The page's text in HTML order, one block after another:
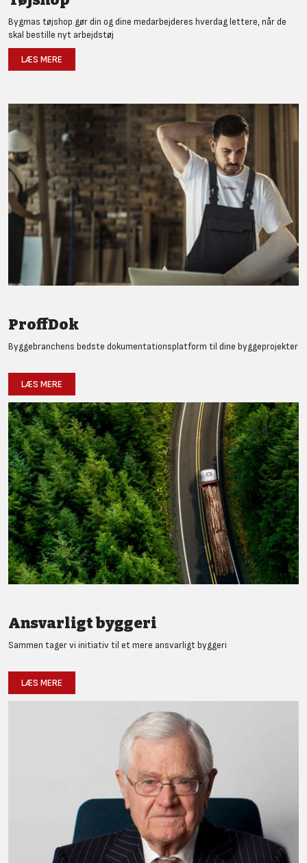
Bygmas tøjshop gør din og dine medarbejderes hverdag lettere, når de
skal bestille nyt arbejdstøj
LÆS MERE
ProffDok
Byggebranchens bedste dokumentationsplatform til dine byggeprojekter
LÆS MERE
Ansvarligt byggeri
Sammen tager vi initiativ til et mere ansvarligt byggeri
LÆS MERE